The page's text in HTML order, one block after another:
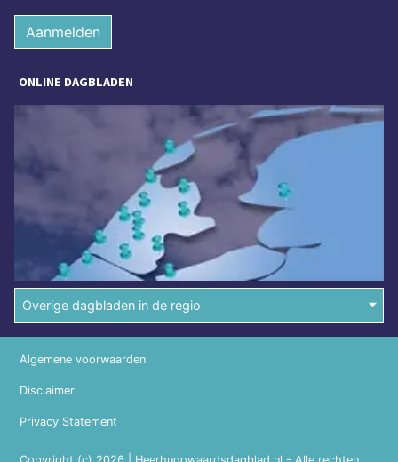
Aanmelden
ONLINE DAGBLADEN
Overige dagbladen in de regio
Algemene voorwaarden
Disclaimer
Privacy Statement